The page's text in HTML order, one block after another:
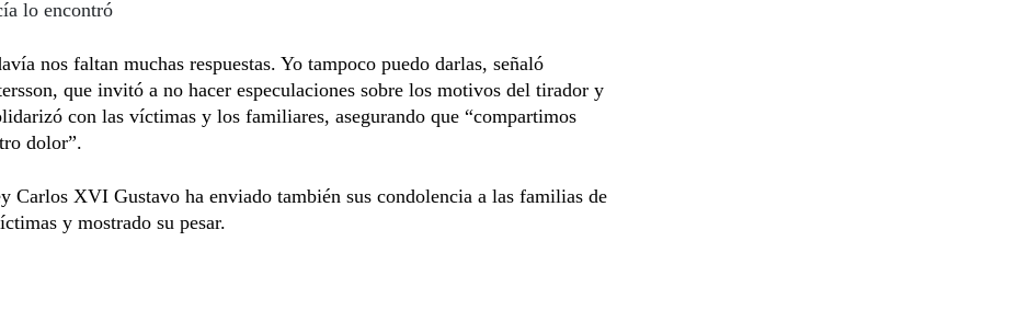
lo encontró
nos faltan muchas respuestas. Yo tampoco puedo darlas, señaló
que invitó a no hacer especulaciones sobre los motivos del tirador y
con las víctimas y los familiares, asegurando que “compartimos
dolor”.
Carlos XVI Gustavo ha enviado también sus condolencia a las familias de
y mostrado su pesar.